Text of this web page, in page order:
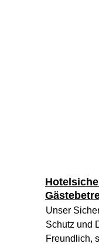
Unser
Schutz und
Freundlich,